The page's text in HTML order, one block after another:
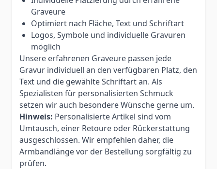
Graveure
Optimiert nach Fläche, Text und Schriftart
Logos, Symbole und individuelle Gravuren
möglich
Unsere erfahrenen Graveure passen jede
Gravur individuell an den verfügbaren Platz, den
Text und die gewählte Schriftart an. Als
Spezialisten für personalisierten Schmuck
setzen wir auch besondere Wünsche gerne um.
Hinweis: Personalisierte Artikel sind vom
Umtausch, einer Retoure oder Rückerstattung
ausgeschlossen. Wir empfehlen daher, die
Armbandlänge vor der Bestellung sorgfältig zu
prüfen.